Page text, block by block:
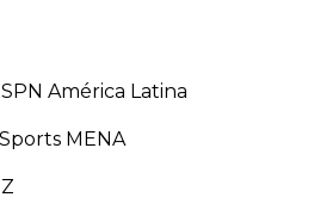
América Latina
MENA